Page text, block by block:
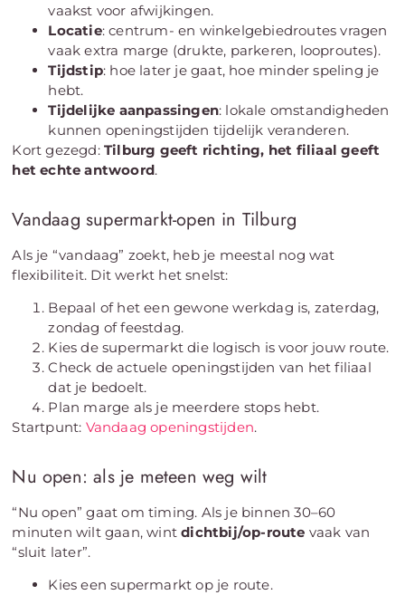
vaakst voor afwijkingen.
Locatie: centrum- en winkelgebiedroutes vragen
vaak extra marge (drukte, parkeren, looproutes).
Tijdstip: hoe later je gaat, hoe minder speling je
hebt.
Tijdelijke aanpassingen: lokale omstandigheden
kunnen openingstijden tijdelijk veranderen.
Kort gezegd:Tilburg geeft richting, het filiaal geeft
het echte antwoord.
Vandaag supermarkt-open in Tilburg
Als je “vandaag” zoekt, heb je meestal nog wat
flexibiliteit. Dit werkt het snelst:
Bepaal of het een gewone werkdag is, zaterdag,
zondag of feestdag.
Kies de supermarkt die logisch is voor jouw route.
Check de actuele openingstijden van het filiaal
dat je bedoelt.
Plan marge als je meerdere stops hebt.
Startpunt: Vandaag openingstijden.
Nu open: als je meteen weg wilt
“Nu open” gaat om timing. Als je binnen 30–60
minuten wilt gaan, wintdichtbij/op-route vaak van
“sluit later”.
Kies een supermarkt op je route.